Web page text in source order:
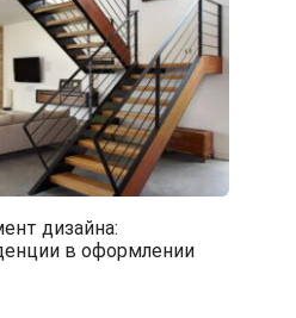
дизайна:
в оформлении